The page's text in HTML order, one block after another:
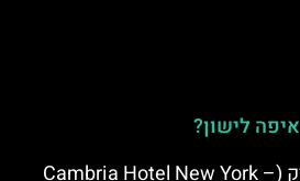
איפה לישון?
מלון קאמבריה ניו יורק (Cambria Hotel New York –